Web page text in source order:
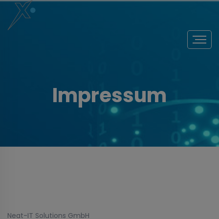
Impressum
Neat-IT Solutions GmbH